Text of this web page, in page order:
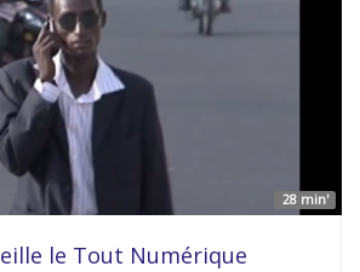
28 min'
le Tout Numérique